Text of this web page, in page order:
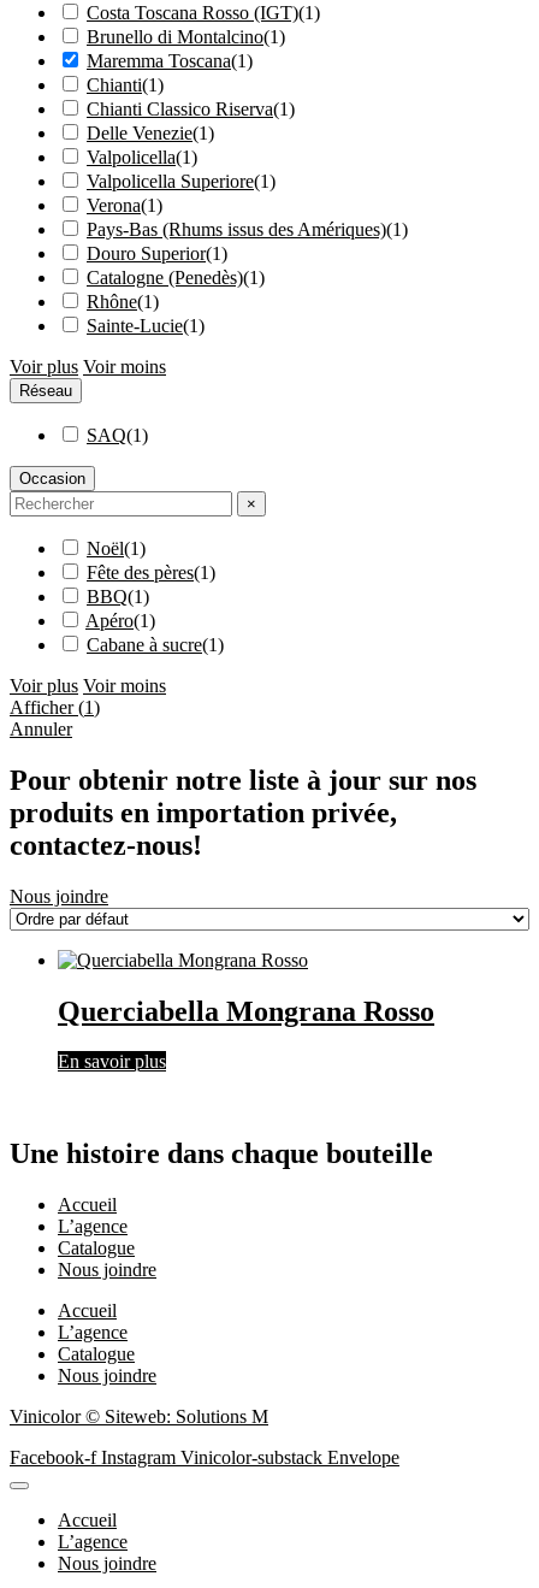
Costa Toscana Rosso (IGT)(1)
Brunello di Montalcino(1)
Maremma Toscana(1)
Chianti(1)
Chianti Classico Riserva(1)
Delle Venezie(1)
Valpolicella(1)
Valpolicella Superiore(1)
Verona(1)
Pays-Bas (Rhums issus des Amériques)(1)
Douro Superior(1)
Catalogne (Penedès)(1)
Rhône(1)
Sainte-Lucie(1)
Voir plus Voir moins
Réseau
SAQ(1)
Occasion
×
Noël(1)
Fête des pères(1)
BBQ(1)
Apéro(1)
Cabane à sucre(1)
Voir plus Voir moins
Afficher(1)
Annuler
Pour obtenir notre liste à jour sur nos
produits en importation privée,
contactez-nous!
Nous joindre
Querciabella Mongrana Rosso
En savoir plus
Une histoire dans chaque bouteille
Accueil
L’agence
Catalogue
Nous joindre
Accueil
L’agence
Catalogue
Nous joindre
Vinicolor © Siteweb: Solutions M
Facebook-f Instagram Vinicolor-substack Envelope
Accueil
L’agence
Nous joindre